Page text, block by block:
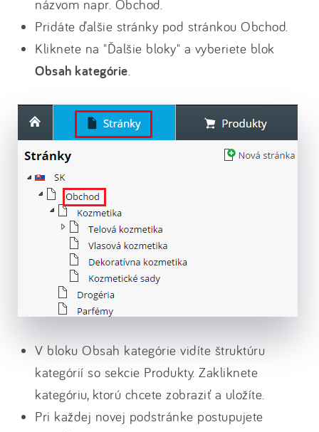
názvom napr. Obchod.
Pridáte ďalšie stránky pod stránkou Obchod.
Kliknete na "Ďalšie bloky" a vyberiete blok
Obsah kategórie
V bloku Obsah kategórie vidíte štruktúru
kategórií so sekcie Produkty. Zakliknete
kategóriu, ktorú chcete zobraziť a uložíte.
Pri každej novej podstránke postupujete